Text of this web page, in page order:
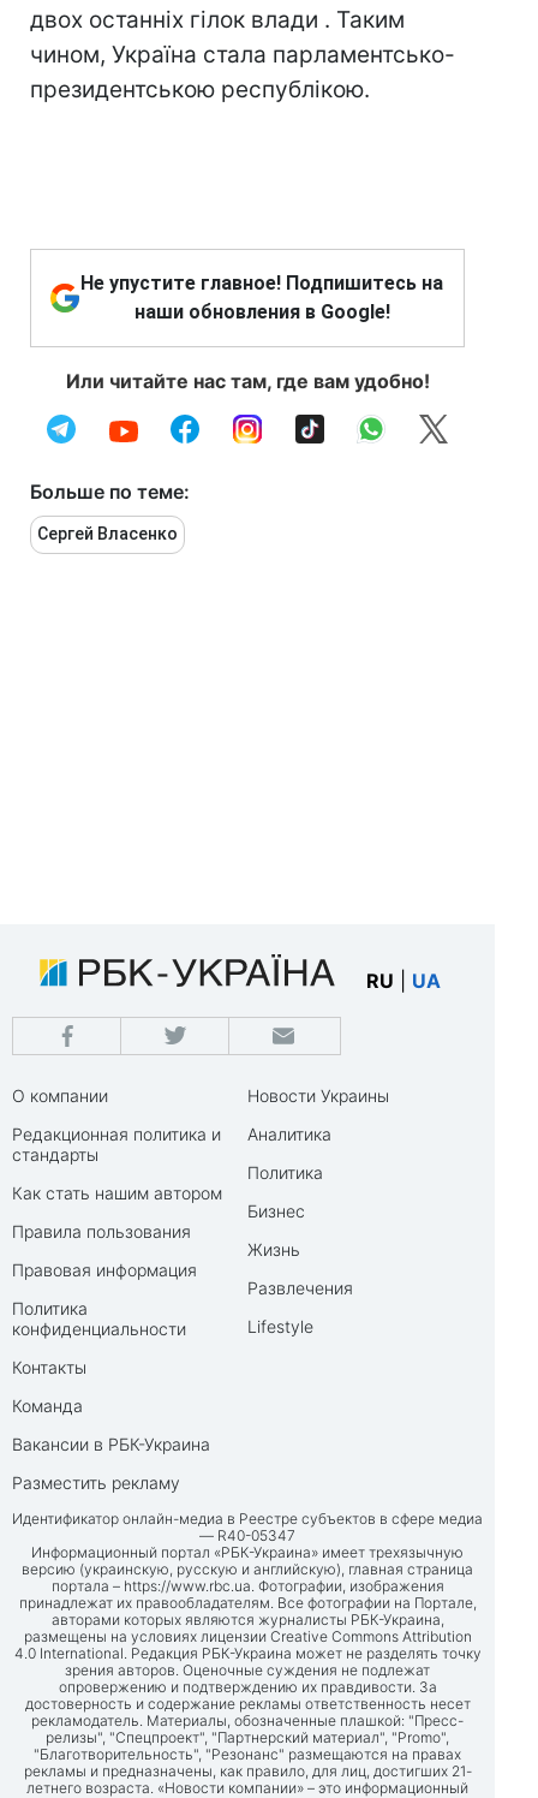
двох останніх гілок влади . Таким
чином, Україна стала парламентсько-
президентською республікою.
Не упустите главное! Подпишитесь на
наши обновления в Google!
Или читайте нас там, где вам удобно!
Больше по теме:
Сергей Власенко
RU UA
О компании
Редакционная политика и
стандарты
Как стать нашим автором
Правила пользования
Правовая информация
Политика
конфиденциальности
Контакты
Команда
Вакансии в РБК-Украина
Разместить рекламу
Новости Украины
Аналитика
Политика
Бизнес
Жизнь
Развлечения
Lifestyle
Идентификатор онлайн-медиа в Реестре субъектов в сфере медиа
— R40-05347
Информационный портал «РБК-Украина» имеет трехязычную
версию (украинскую, русскую и английскую), главная страница
портала – https://www.rbc.ua. Фотографии, изображения
принадлежат их правообладателям. Все фотографии на Портале,
авторами которых являются журналисты РБК-Украина,
размещены на условиях лицензии Creative Commons Attribution
4.0 International. Редакция РБК-Украина может не разделять точку
зрения авторов. Оценочные суждения не подлежат
опровержению и подтверждению их правдивости. За
достоверность и содержание рекламы ответственность несет
рекламодатель. Материалы, обозначенные плашкой: "Пресс-
релизы", "Спецпроект", "Партнерский материал", "Promo",
"Благотворительность", "Резонанс" размещаются на правах
рекламы и предназначены, как правило, для лиц, достигших 21-
летнего возраста. «Новости компании» – это информационный